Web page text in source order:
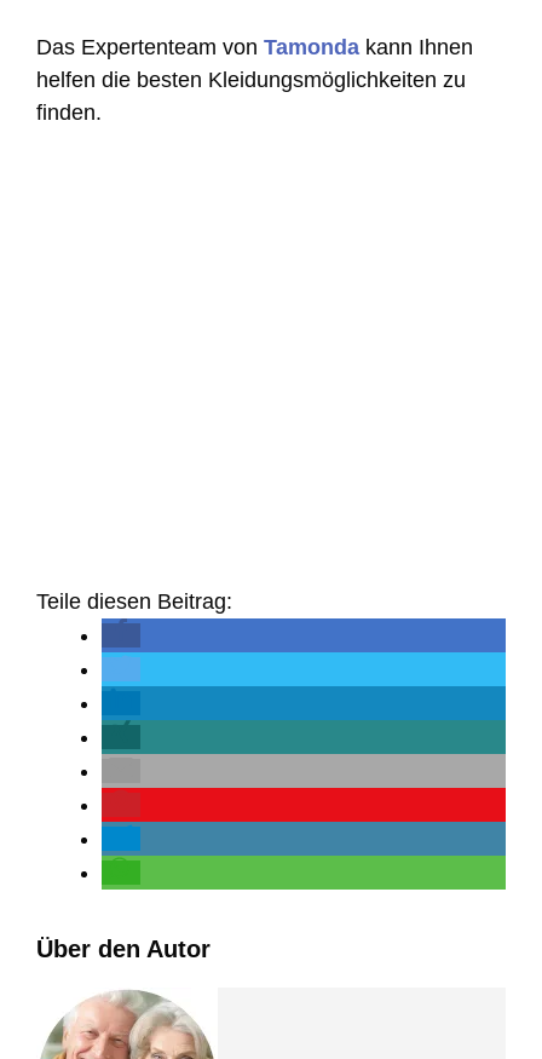
Das Expertenteam von Tamonda kann Ihnen
helfen die besten Kleidungsmöglichkeiten zu
finden.
Teile diesen Beitrag:
Über den Autor